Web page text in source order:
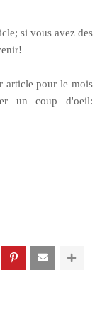
si vous avez des
article pour le mois
un coup d'oeil: